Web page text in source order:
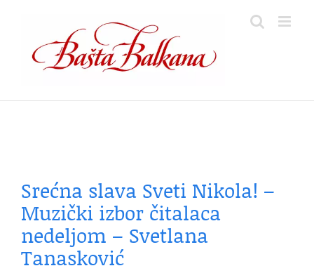
content
Srećna slava Sveti Nikola! –
Muzički izbor čitalaca
nedeljom – Svetlana
Tanasković